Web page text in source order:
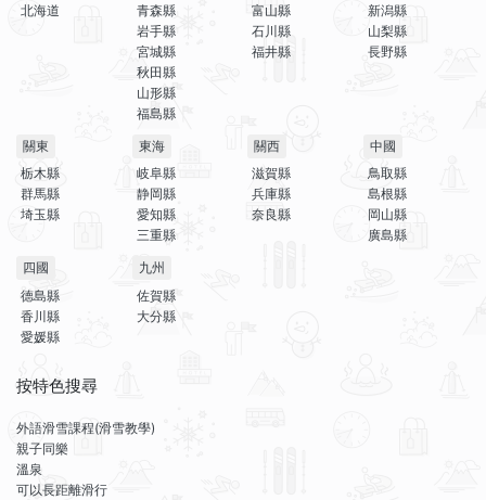
北海道
青森縣
岩手縣
宮城縣
秋田縣
山形縣
福島縣
富山縣
石川縣
福井縣
新潟縣
山梨縣
長野縣
關東
栃木縣
群馬縣
埼玉縣
東海
岐阜縣
静岡縣
愛知縣
三重縣
關西
滋賀縣
兵庫縣
奈良縣
中國
鳥取縣
島根縣
岡山縣
廣島縣
四國
德島縣
香川縣
愛媛縣
九州
佐賀縣
大分縣
按特色搜尋
外語滑雪課程(滑雪教學)
親子同樂
溫泉
可以長距離滑行